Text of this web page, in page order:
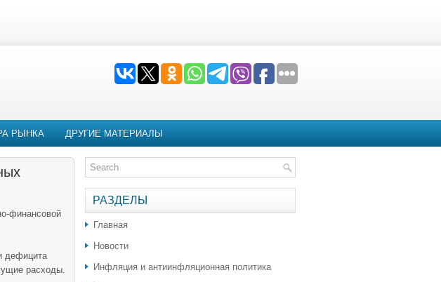
РЫНКА ДРУГИЕ МАТЕРИАЛЫ
финансовой
дефицита
расходы.
РАЗДЕЛЫ
Главная
Новости
Инфляция и антиинфляционная политика